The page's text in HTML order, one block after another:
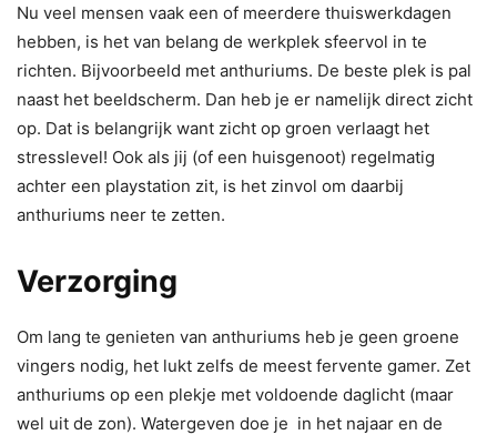
Nu veel mensen vaak een of meerdere thuiswerkdagen
hebben, is het van belang de werkplek sfeervol in te
richten. Bijvoorbeeld met anthuriums. De beste plek is pal
naast het beeldscherm. Dan heb je er namelijk direct zicht
op. Dat is belangrijk want zicht op groen verlaagt het
stresslevel! Ook als jij (of een huisgenoot) regelmatig
achter een playstation zit, is het zinvol om daarbij
anthuriums neer te zetten.
Verzorging
Om lang te genieten van anthuriums heb je geen groene
vingers nodig, het lukt zelfs de meest fervente gamer. Zet
anthuriums op een plekje met voldoende daglicht (maar
wel uit de zon). Watergeven doe je in het najaar en de